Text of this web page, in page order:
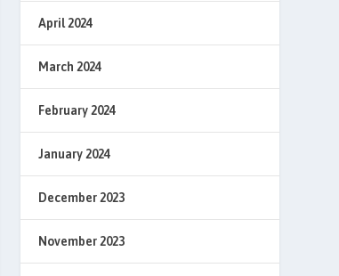
April 2024
March 2024
February 2024
January 2024
December 2023
November 2023